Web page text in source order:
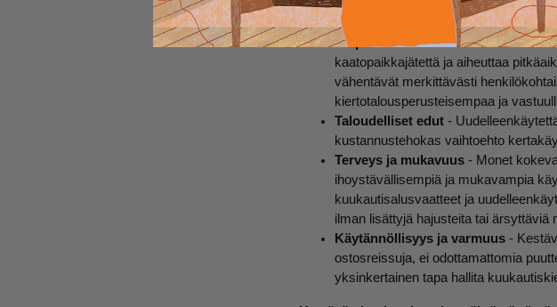
Miksi siirtyä jätteettömään
Ympäristövaikutukset- Joka vuosi
kaatopaikkajätettä ja aiheuttaa
vähentävät merkittävästi
kiertotalousperusteisempaa ja
Taloudelliset edut -
kustannustehokas vaihtoehto
Terveys ja mukavuus - Monet
ihoystävällisempiä ja mukavampia
kuukautisalusvaatteet ja
ilman lisättyjä hajusteita tai ärsyttäviä
Käytännöllisyys ja varmuus -
ostosreissuja, ei odottamattomia
yksinkertainen tapa hallita